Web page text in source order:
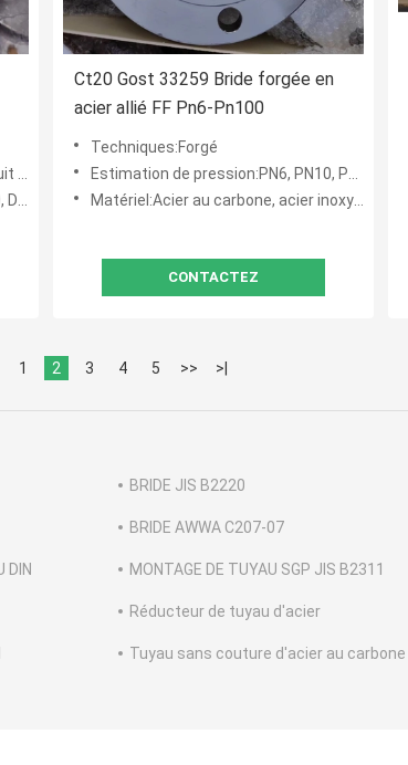
etc.
Ct20 Gost 33259 Bride forgée en
acier allié FF Pn6-Pn100
Techniques:Forgé
Estimation de pression:PN6, PN10, PN16, PN25, PN40, PN64, PN100, PN160
Matériel:Acier au carbone, acier inoxydable, acier allié
CONTACTEZ
1 2 3 4 5 >> >|
BRIDE JIS B2220
BRIDE AWWA C207-07
DIN MONTAGE DE TUYAU SGP JIS B2311
Réducteur de tuyau d'acier
Tuyau sans couture d'acier au carbone